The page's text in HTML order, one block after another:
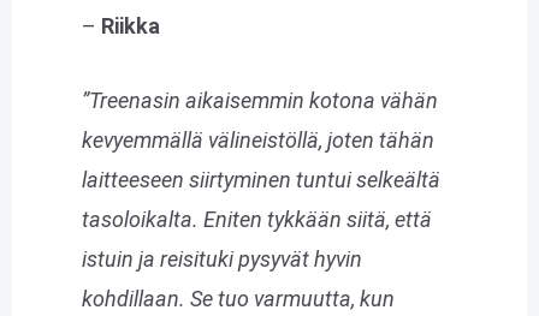
– Riikka
”Treenasin aikaisemmin kotona vähän
kevyemmällä välineistöllä, joten tähän
laitteeseen siirtyminen tuntui selkeältä
tasoloikalta. Eniten tykkään siitä, että
istuin ja reisituki pysyvät hyvin
kohdillaan. Se tuo varmuutta, kun